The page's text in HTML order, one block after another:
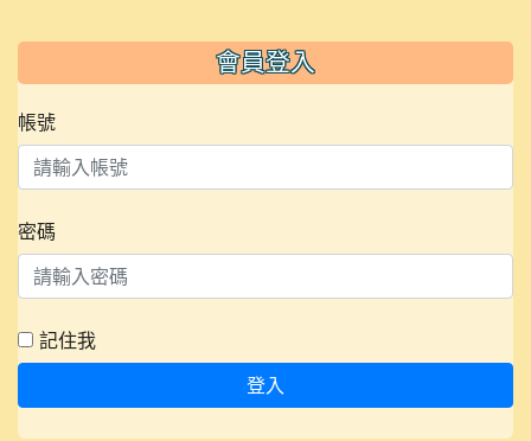
會員登入
帳號
密碼
記住我
登入